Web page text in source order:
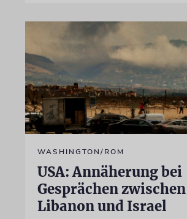
WASHINGTON/ROM
USA: Annäherung bei
Gesprächen zwischen
Libanon und Israel